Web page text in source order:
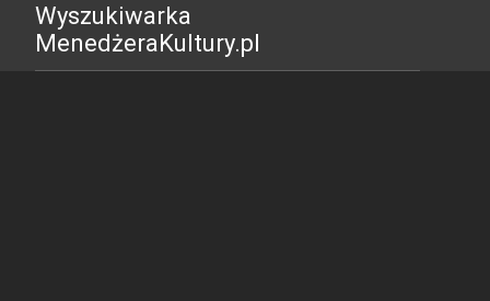
Wyszukiwarka
MenedżeraKultury.pl